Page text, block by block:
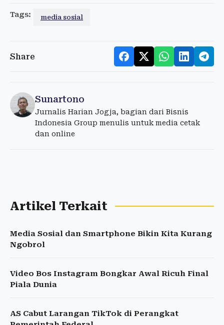
Tags: media sosial
Share
Sunartono
Jurnalis Harian Jogja, bagian dari Bisnis
Indonesia Group menulis untuk media cetak
dan online
Artikel Terkait
Media Sosial dan Smartphone Bikin Kita Kurang
Ngobrol
Video Bos Instagram Bongkar Awal Ricuh Final
Piala Dunia
AS Cabut Larangan TikTok di Perangkat